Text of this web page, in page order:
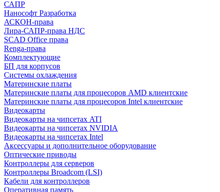
САПР
Нанософт Разработка
АСКОН-права
Лира-САПР-права НДС
SCAD Office права
Renga-права
Комплектующие
БП для корпусов
Системы охлаждения
Материнские платы
Материнские платы для процесоров AMD клиентские
Материнские платы для процесоров Intel клиентские
Видеокарты
Видеокарты на чипсетах ATI
Видеокарты на чипсетах NVIDIA
Видеокарты на чипсетах Intel
Аксессуары и дополнительное оборудование
Оптические приводы
Контроллеры для серверов
Контроллеры Broadcom (LSI)
Кабели для контроллеров
Оперативная память